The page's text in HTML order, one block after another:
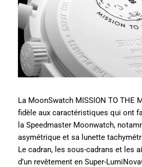
La MoonSwatch MISSION TO THE
fidèle aux caractéristiques qui ont
la Speedmaster Moonwatch,
asymétrique et sa lunette
Le cadran, les sous-cadrans et les
d’un revêtement en Super-